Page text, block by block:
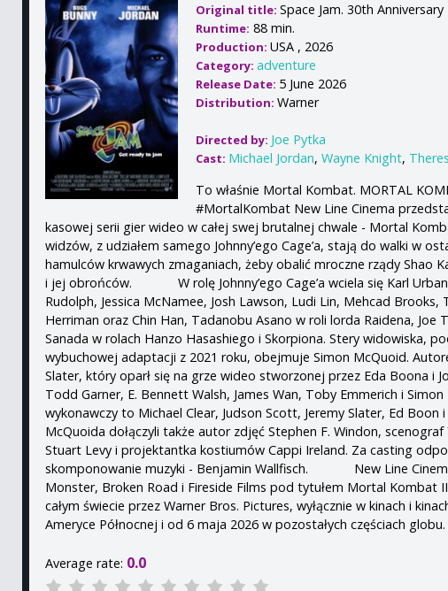
Original title:Space Jam. 30th Anniversary
Runtime: 88 min.
Production:USA , 2026
Category:adventure
Release Date: 5 June 2026
Distribution:Warner
Directed by: Joe Pytka
Cast: Michael Jordan,Wayne Knight,
To właśnie Mortal Kombat. MORTAL
#MortalKombat New Line Cinema
kasowej serii gier wideo w całej swej brutalnej chwale - Mortal
widzów, z udziałem samego Johnny’ego Cage’a, stają do walki w
hamulców krwawych zmaganiach, żeby obalić mroczne rządy Shao
i jej obrońców. W rolę Johnny’ego Cage’a wciela się Karl
Rudolph, Jessica McNamee, Josh Lawson, Ludi Lin, Mehcad
Herriman oraz Chin Han, Tadanobu Asano w roli lorda Raidena, Joe
Sanada w rolach Hanzo Hasashiego i Skorpiona. Stery widowiska,
wybuchowej adaptacji z 2021 roku, obejmuje Simon McQuoid.
Slater, który oparł się na grze wideo stworzonej przez Eda Boona i
Todd Garner, E. Bennett Walsh, James Wan, Toby Emmerich i
wykonawczy to Michael Clear, Judson Scott, Jeremy Slater, Ed
McQuoida dołączyli także autor zdjęć Stephen F. Windon,
Stuart Levy i projektantka kostiumów Cappi Ireland. Za casting
skomponowanie muzyki - Benjamin Wallfisch. New Line
Monster, Broken Road i Fireside Films pod tytułem Mortal Kombat
całym świecie przez Warner Bros. Pictures, wyłącznie w kinach i
Ameryce Północnej i od 6 maja 2026 w pozostałych częściach globu.
Average rate: 0.0